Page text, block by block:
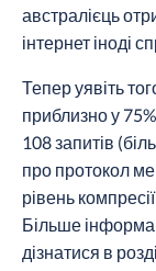
австралієць
інтернет іноді
Тепер уявіть
приблизно у
108 запитів
про протокол
рівень
Більше
дізнатися в